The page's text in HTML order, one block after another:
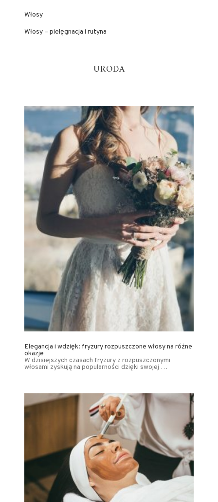
Włosy
Włosy – pielęgnacja i rutyna
URODA
Elegancja i wdzięk: fryzury rozpuszczone włosy na różne
okazje
W dzisiejszych czasach fryzury z rozpuszczonymi
włosami zyskują na popularności dzięki swojej …